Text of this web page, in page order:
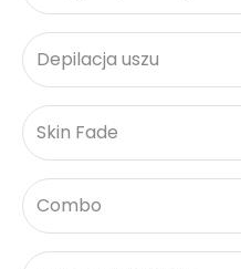
Depilacja uszu
Skin Fade
Combo